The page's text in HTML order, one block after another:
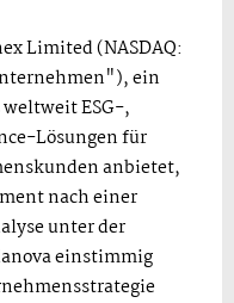
Limited (NASDAQ:
ein
ESG-,
Lösungen für
anbietet,
nach einer
unter der
einstimmig